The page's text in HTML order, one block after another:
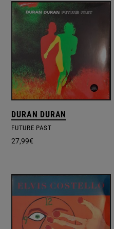
DURAN DURAN
FUTURE PAST
27,99€